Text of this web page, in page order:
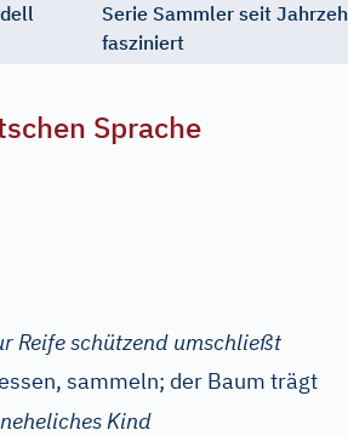
Serie Sammler seit
fasziniert
Sprache
Reife schützend umschließt
sammeln; der Baum trägt
Kind